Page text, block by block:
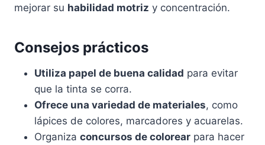
mejorar su habilidad motriz y concentración.
Consejos prácticos
Utiliza papel de buena calidad para evitar
que la tinta se corra.
Ofrece una variedad de materiales, como
lápices de colores, marcadores y acuarelas.
Organiza concursos de colorear para hacer